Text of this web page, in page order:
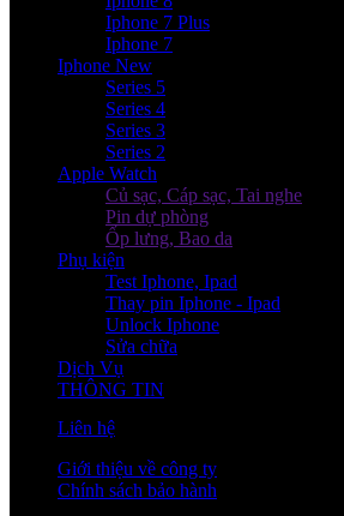
Iphone 7 Plus
Iphone 7
Iphone New
Series 5
Series 4
Series 3
Series 2
Apple Watch
Củ sạc, Cáp sạc, Tai nghe
Pin dự phòng
Ốp lưng, Bao da
Phụ kiện
Test Iphone, Ipad
Thay pin Iphone - Ipad
Unlock Iphone
Sửa chữa
Dịch Vụ
THÔNG TIN
Liên hệ
Giới thiệu về công ty
Chính sách bảo hành